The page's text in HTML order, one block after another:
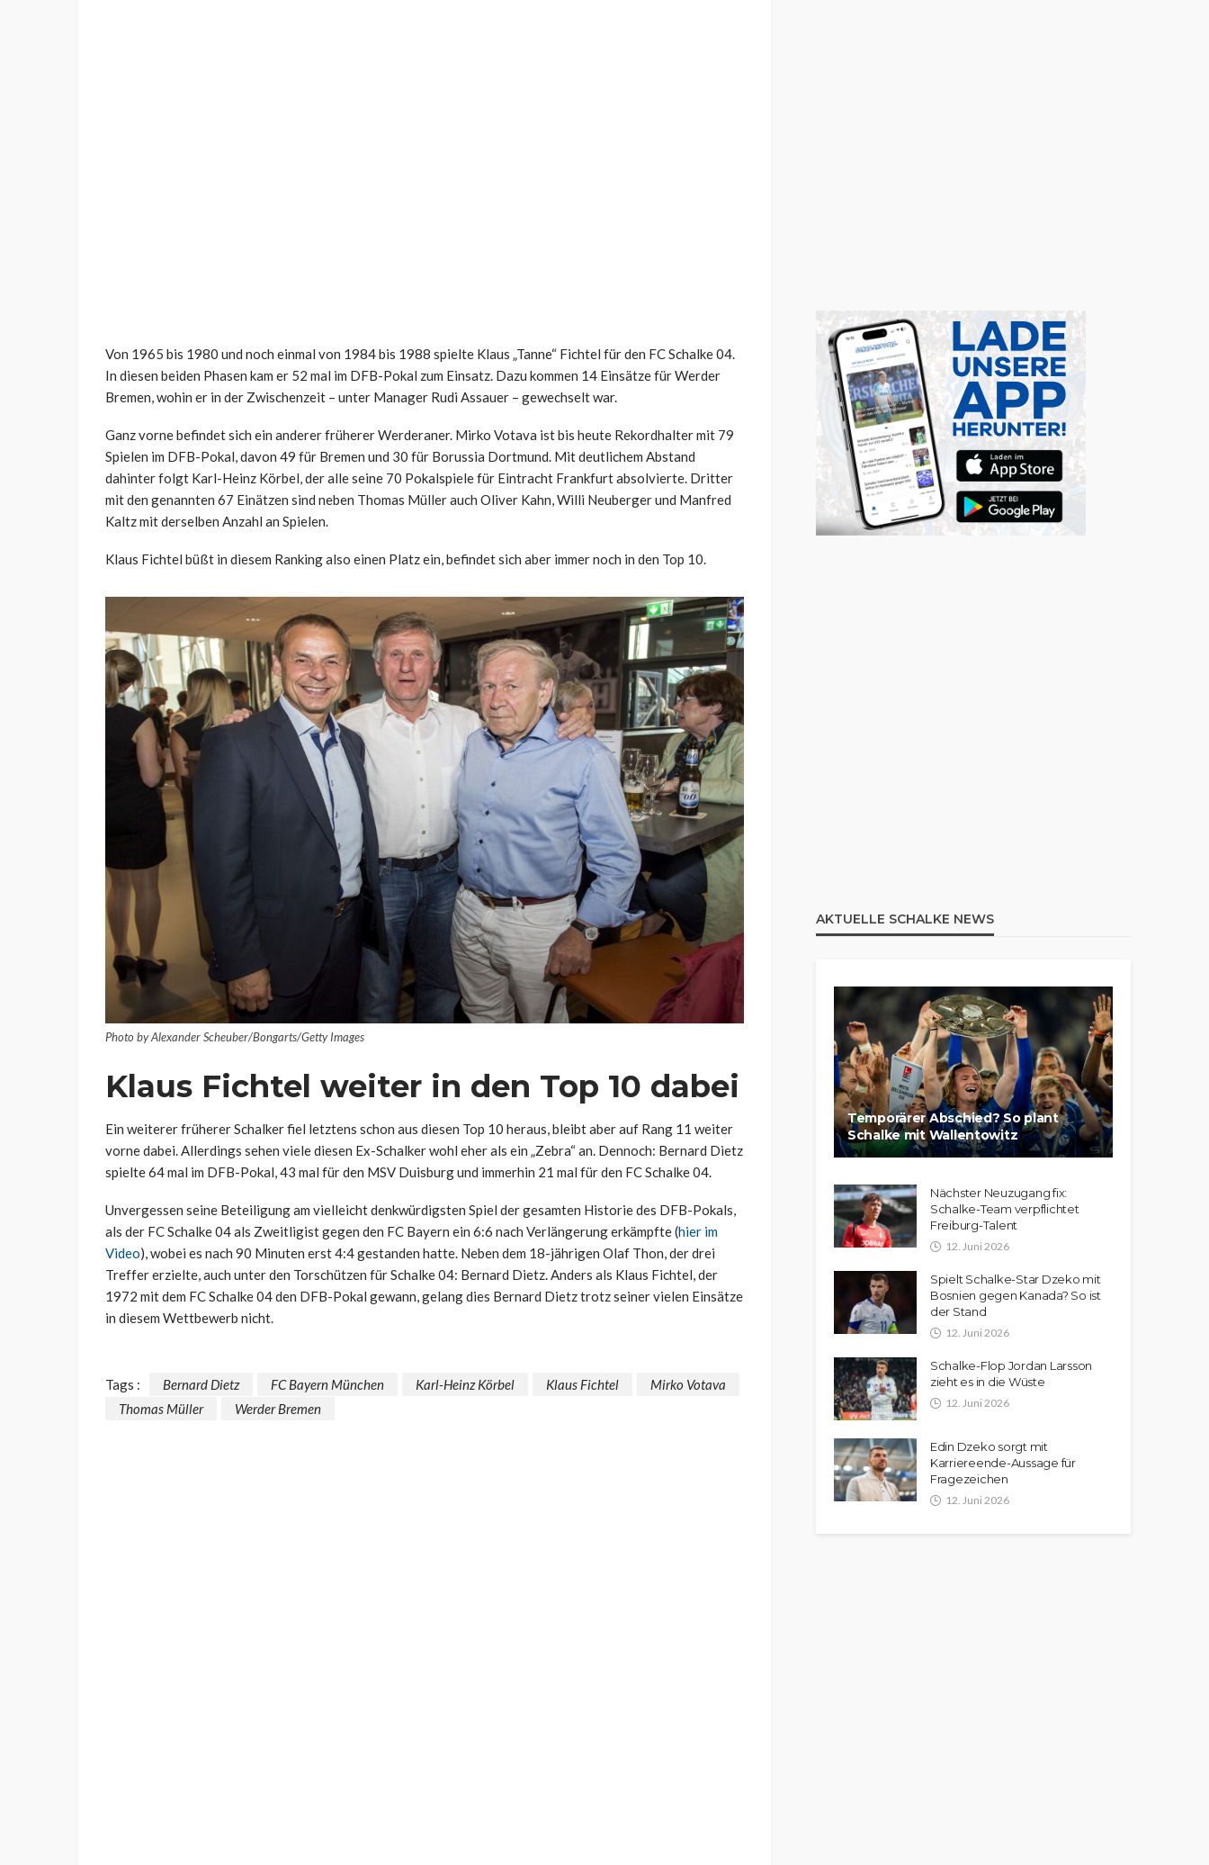
Von 1965 bis 1980 und noch einmal von 1984 bis 1988 spielte Klaus „Tanne“ Fichtel für den FC Schalke 04.
In diesen beiden Phasen kam er 52 mal im DFB-Pokal zum Einsatz. Dazu kommen 14 Einsätze für Werder
Bremen, wohin er in der Zwischenzeit – unter Manager Rudi Assauer – gewechselt war.
Ganz vorne befindet sich ein anderer früherer Werderaner. Mirko Votava ist bis heute Rekordhalter mit 79
Spielen im DFB-Pokal, davon 49 für Bremen und 30 für Borussia Dortmund. Mit deutlichem Abstand
dahinter folgt Karl-Heinz Körbel, der alle seine 70 Pokalspiele für Eintracht Frankfurt absolvierte. Dritter
mit den genannten 67 Einätzen sind neben Thomas Müller auch Oliver Kahn, Willi Neuberger und Manfred
Kaltz mit derselben Anzahl an Spielen.
Klaus Fichtel büßt in diesem Ranking also einen Platz ein, befindet sich aber immer noch in den Top 10.
Photo by Alexander Scheuber/Bongarts/Getty Images
Klaus Fichtel weiter in den Top 10 dabei
Ein weiterer früherer Schalker fiel letztens schon aus diesen Top 10 heraus, bleibt aber auf Rang 11 weiter
vorne dabei. Allerdings sehen viele diesen Ex-Schalker wohl eher als ein „Zebra“ an. Dennoch: Bernard Dietz
spielte 64 mal im DFB-Pokal, 43 mal für den MSV Duisburg und immerhin 21 mal für den FC Schalke 04.
Unvergessen seine Beteiligung am vielleicht denkwürdigsten Spiel der gesamten Historie des DFB-Pokals,
als der FC Schalke 04 als Zweitligist gegen den FC Bayern ein 6:6 nach Verlängerung erkämpfte (hier im
Video), wobei es nach 90 Minuten erst 4:4 gestanden hatte. Neben dem 18-jährigen Olaf Thon, der drei
Treffer erzielte, auch unter den Torschützen für Schalke 04: Bernard Dietz. Anders als Klaus Fichtel, der
1972 mit dem FC Schalke 04 den DFB-Pokal gewann, gelang dies Bernard Dietz trotz seiner vielen Einsätze
in diesem Wettbewerb nicht.
Tags : Bernard Dietz FC Bayern München Karl-Heinz Körbel Klaus Fichtel
Mirko Votava
Thomas Müller
Werder Bremen
AKTUELLE SCHALKE NEWS
Temporärer Abschied? So plant
Schalke mit Wallentowitz
Nächster Neuzugang fix:
Schalke-Team verpflichtet
Freiburg-Talent
12. Juni 2026
Spielt Schalke-Star Dzeko mit
Bosnien gegen Kanada? So ist
der Stand
12. Juni 2026
Schalke-Flop Jordan Larsson
zieht es in die Wüste
12. Juni 2026
Edin Dzeko sorgt mit
Karriereende-Aussage für
Fragezeichen
12. Juni 2026